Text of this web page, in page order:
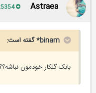
Astraea
binam* گفته است:
بابک گلکار خودمون نباشه؟؟؟؟